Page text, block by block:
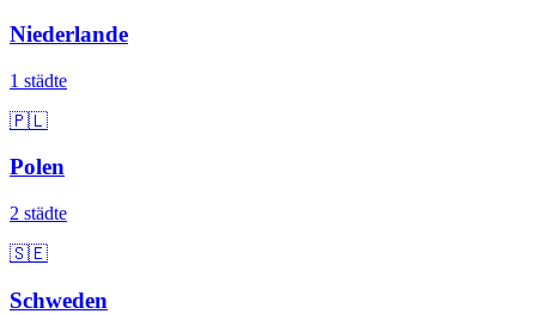
Niederlande
1 städte
🇵🇱
Polen
2 städte
🇸🇪
Schweden